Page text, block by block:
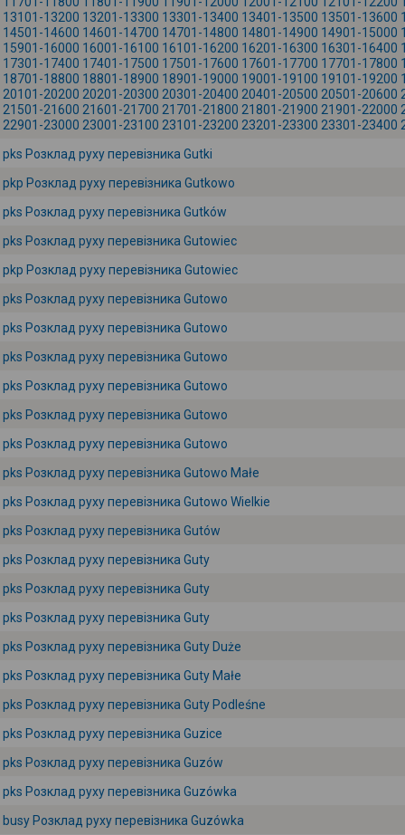
13101-13200 13201-13300 13301-13400 13401-13500 13501-13600
14501-14600 14601-14700 14701-14800 14801-14900 14901-15000
15901-16000 16001-16100 16101-16200 16201-16300 16301-16400
17301-17400 17401-17500 17501-17600 17601-17700 17701-17800
18701-18800 18801-18900 18901-19000 19001-19100 19101-19200
20101-20200 20201-20300 20301-20400 20401-20500 20501-20600
21501-21600 21601-21700 21701-21800 21801-21900 21901-22000
22901-23000 23001-23100 23101-23200 23201-23300 23301-23400
pks Розклад руху перевізника Gutki
pkp Розклад руху перевізника Gutkowo
pks Розклад руху перевізника Gutków
pks Розклад руху перевізника Gutowiec
pkp Розклад руху перевізника Gutowiec
pks Розклад руху перевізника Gutowo
pks Розклад руху перевізника Gutowo
pks Розклад руху перевізника Gutowo
pks Розклад руху перевізника Gutowo
pks Розклад руху перевізника Gutowo
pks Розклад руху перевізника Gutowo
pks Розклад руху перевізника Gutowo Małe
pks Розклад руху перевізника Gutowo Wielkie
pks Розклад руху перевізника Gutów
pks Розклад руху перевізника Guty
pks Розклад руху перевізника Guty
pks Розклад руху перевізника Guty
pks Розклад руху перевізника Guty Duże
pks Розклад руху перевізника Guty Małe
pks Розклад руху перевізника Guty Podleśne
pks Розклад руху перевізника Guzice
pks Розклад руху перевізника Guzów
pks Розклад руху перевізника Guzówka
busy Розклад руху перевізника Guzówka